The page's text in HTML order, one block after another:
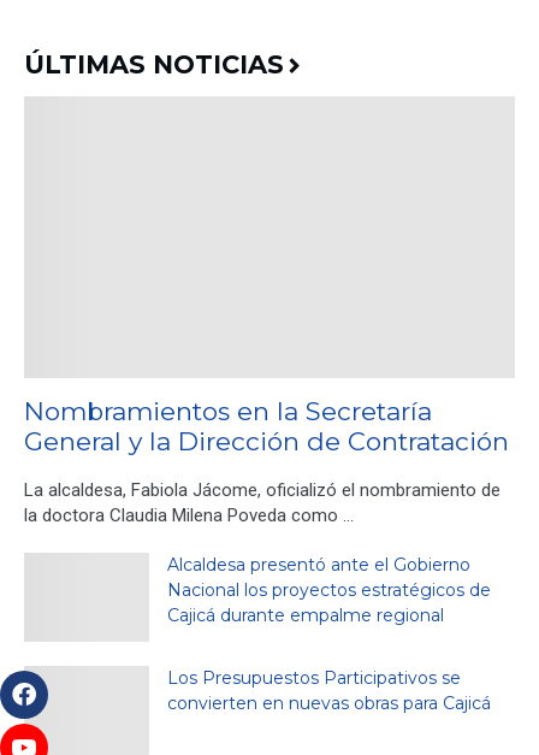
ÚLTIMAS NOTICIAS
Nombramientos en la Secretaría
General y la Dirección de Contratación
La alcaldesa, Fabiola Jácome, oficializó el nombramiento de
la doctora Claudia Milena Poveda como …
Alcaldesa presentó ante el Gobierno
Nacional los proyectos estratégicos de
Cajicá durante empalme regional
Los Presupuestos Participativos se
convierten en nuevas obras para Cajicá